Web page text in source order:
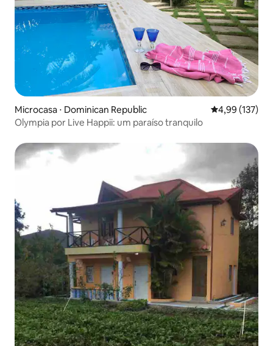
Microcasa ⋅ Dominican Republic 4,99 de uma
4,99 (137)
Olympia por Live Happii: um paraíso tranquilo